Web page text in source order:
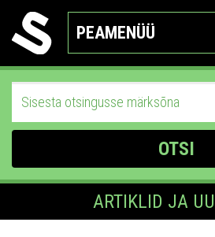
PEAMENÜÜ
OTSI
ARTIKLID JA